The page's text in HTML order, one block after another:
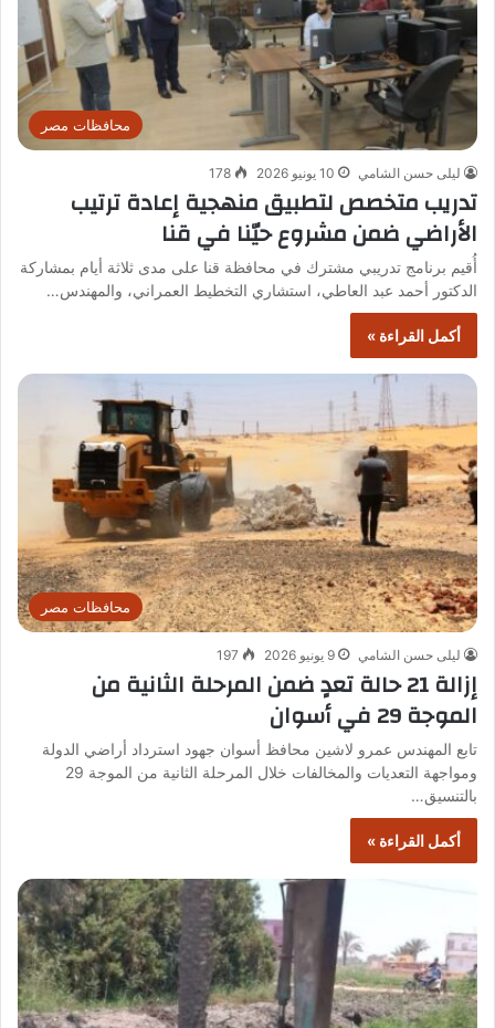
محافظات مصر
ليلى حسن الشامي 10 يونيو 2026 178
تدريب متخصص لتطبيق منهجية إعادة ترتيب
الأراضي ضمن مشروع حيّنا في قنا
أُقيم برنامج تدريبي مشترك في محافظة قنا على مدى ثلاثة أيام بمشاركة
الدكتور أحمد عبد العاطي، استشاري التخطيط العمراني، والمهندس…
أكمل القراءة »
محافظات مصر
ليلى حسن الشامي 9 يونيو 2026 197
إزالة 21 حالة تعدٍ ضمن المرحلة الثانية من
الموجة 29 في أسوان
تابع المهندس عمرو لاشين محافظ أسوان جهود استرداد أراضي الدولة
ومواجهة التعديات والمخالفات خلال المرحلة الثانية من الموجة 29
بالتنسيق…
أكمل القراءة »